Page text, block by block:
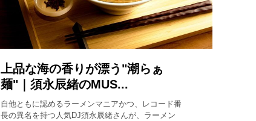
上品な海の香りが漂う"潮らぁ
麺"｜須永辰緒のMUS...
自他ともに認めるラーメンマニアかつ、レコード番
長の異名を持つ人気DJ須永辰緒さんが、ラーメン